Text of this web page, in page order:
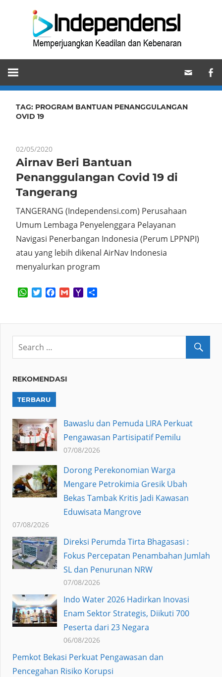
Memperjuangkan
Keadilan
dan
Kebenaran
TAG: PROGRAM BANTUAN PENANGGULANGAN
OVID 19
02/05/2020
Airnav Beri Bantuan
Penanggulangan Covid 19 di
Tangerang
TANGERANG (Independensi.com) Perusahaan
Umum Lembaga Penyelenggara Pelayanan
Navigasi Penerbangan Indonesia (Perum LPPNPI)
atau yang lebih dikenal AirNav Indonesia
menyalurkan program
WhatsApp
TwitterFacebook
GmailYahoo
REKOMENDASI
TERBARU
Bawaslu dan Pemuda LIRA Perkuat
Pengawasan Partisipatif Pemilu
07/08/2026
Dorong Perekonomian Warga
Mengare Petrokimia Gresik Ubah
Bekas Tambak Kritis Jadi Kawasan
Eduwisata Mangrove
07/08/2026
Direksi Perumda Tirta Bhagasasi :
Fokus Percepatan Penambahan Jumlah
SL dan Penurunan NRW
07/08/2026
Indo Water 2026 Hadirkan Inovasi
Enam Sektor Strategis, Diikuti 700
Peserta dari 23 Negara
06/08/2026
Pemkot Bekasi Perkuat Pengawasan dan
Pencegahan Risiko Korupsi